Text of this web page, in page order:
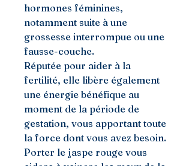
hormones féminines,
notamment suite à une
grossesse interrompue ou une
fausse-couche.
Réputée pour aider à la
fertilité, elle libère également
une énergie bénéfique au
moment de la période de
gestation, vous apportant toute
la force dont vous avez besoin.
Porter le jaspe rouge vous